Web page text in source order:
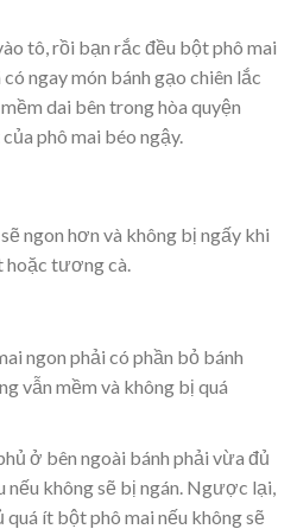
tô, rồi bạn rắc đều bột phô mai
ngay món bánh gạo chiên lắc
dai bên trong hòa quyện
phô mai béo ngậy.
ngon hơn và không bị ngấy khi
tương cà.
ngon phải có phần bỏ bánh
vẫn mềm và không bị quá
ở bên ngoài bánh phải vừa đủ
nếu không sẽ bị ngán. Ngược lại,
quá ít bột phô mai nếu không sẽ